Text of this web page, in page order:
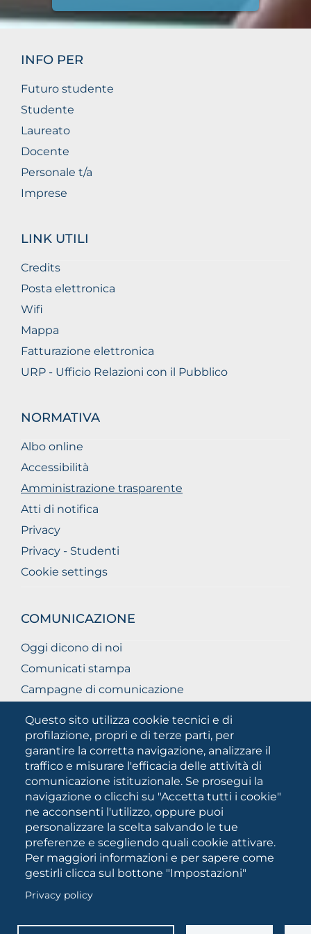
Questo sito utilizza cookie tecnici e di
profilazione, propri e di terze parti, per
garantire la corretta navigazione, analizzare il
traffico e misurare l'efficacia delle attività di
comunicazione istituzionale. Se prosegui la
navigazione o clicchi su "Accetta tutti i cookie"
ne acconsenti l'utilizzo, oppure puoi
personalizzare la scelta salvando le tue
preferenze e scegliendo quali cookie attivare.
Per maggiori informazioni e per sapere come
gestirli clicca sul bottone "Impostazioni"
Privacy policy
INFO PER
Futuro studente
Studente
Laureato
Docente
Personale t/a
Imprese
LINK UTILI
Credits
Posta elettronica
Wifi
Mappa
Fatturazione elettronica
URP - Ufficio Relazioni con il Pubblico
NORMATIVA
Albo online
Accessibilità
Amministrazione trasparente
Atti di notifica
Privacy
Privacy - Studenti
Cookie settings
COMUNICAZIONE
Oggi dicono di noi
Comunicati stampa
Campagne di comunicazione
Unifg Mag
Manuale di identità visiva
Facts and figures
SOCIAL
MEDIA
Università degli Studi di Foggia • Via A.Gramsci 89/91 •
servizioweb@unifg.it